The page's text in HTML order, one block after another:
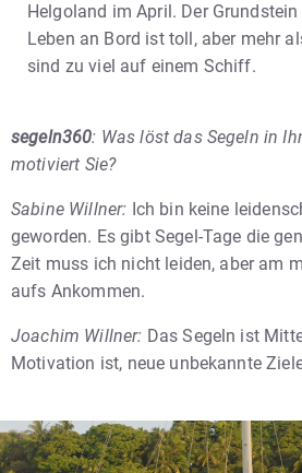
Helgoland im April. Der
Leben an Bord ist toll, aber mehr
sind zu viel auf einem Schiff.
segeln360: Was löst das Segeln in
motiviert Sie?
Sabine Willner: Ich bin keine
geworden. Es gibt Segel-Tage die
Zeit muss ich nicht leiden, aber am
aufs Ankommen.
Joachim Willner: Das Segeln ist
Motivation ist, neue unbekannte